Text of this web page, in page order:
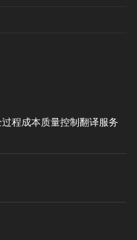
程成本质量控制翻译服务